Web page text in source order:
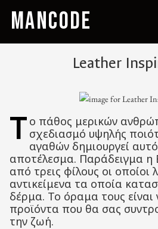
MANCODE
Leather
Τ ο πάθος μερικών
σχεδιασμό υψηλής
αγαθών δημιουργεί
αποτέλεσμα. Παράδειγμα η
από τρεις φίλους οι οποίοι
αντικείμενα τα οποία
δέρμα. Το όραμα τους
προϊόντα που θα σας
την ζωή.